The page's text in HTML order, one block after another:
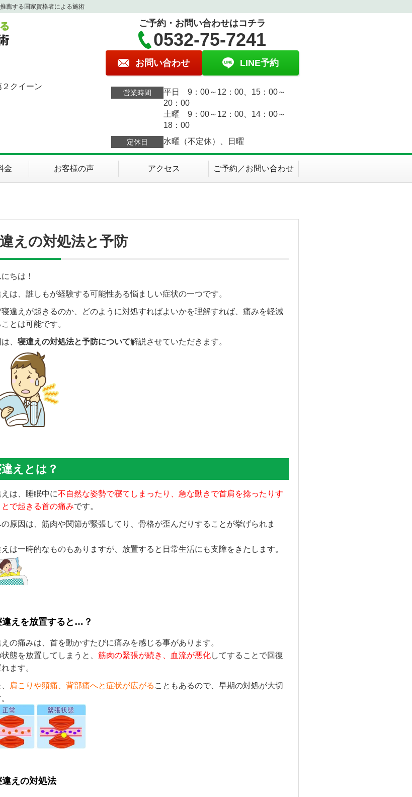
薦する国家資格者による施術
クイーン
ご予約・お問い合わせはコチラ
0532-75-7241
お問い合わせ LINE予約
営業時間
平日 9：00～12：00、15：00～
20：00
土曜 9：00～12：00、14：00～
18：00
定休日 水曜（不定休）、日曜
金 お客様の声 アクセス ご予約／お問い合わせ
えの対処法と予防
ちは！
は、誰しもが経験する可能性ある悩ましい症状の一つです。
寝違えが起きるのか、どのように対処すればよいかを理解すれば、痛みを軽減
とは可能です。
、 寝違えの対処法と予防について解説させていただきます。
えとは？
は、睡眠中に不自然な姿勢で寝てしまったり、急な動きで首肩を捻ったりす
とで起きる首の痛みです。
原因は、筋肉や関節が緊張してり、骨格が歪んだりすることが挙げられま
は一時的なものもありますが、放置すると日常生活にも支障をきたします。
違えを放置すると…？
の痛みは、首を動かすたびに痛みを感じる事があります。
態を放置してしまうと、 筋肉の緊張が続き、血流が悪化してすることで回復
ます。
肩こりや頭痛、背部痛へと症状が広がる こともあるので、早期の対処が大切
違えの対処法